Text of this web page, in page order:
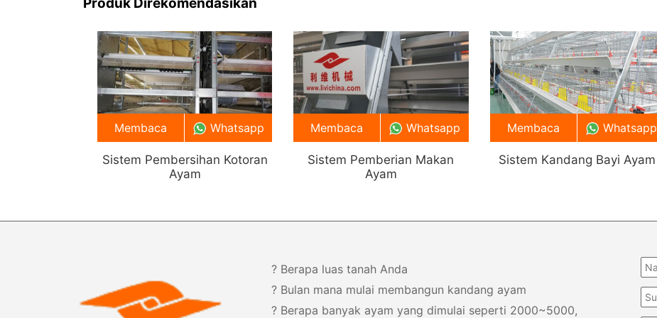
Produk Direkomendasikan
Sistem Pembersihan Kotoran
Ayam
Membaca Whatsapp
Sistem Pemberian Makan
Ayam
Membaca Whatsapp
Sistem Kandang Bayi Ayam
Membaca Whatsapp
? Berapa luas tanah Anda
? Bulan mana mulai membangun kandang ayam
? Berapa banyak ayam yang dimulai seperti 2000~5000,